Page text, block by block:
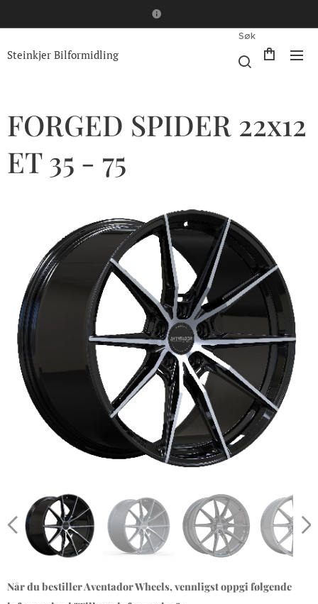
Steinkjer Bilformidling
Søk
FORGED SPIDER 22x12
ET 35 - 75
Når du bestiller Aventador Wheels, vennligst oppgi følgende